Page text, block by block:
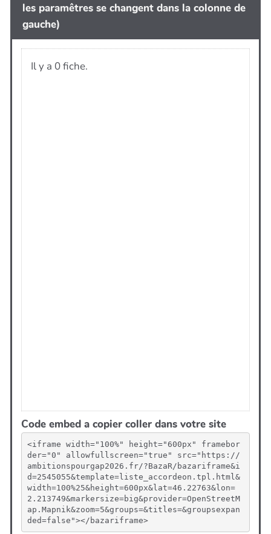
les paramêtres se changent dans la colonne de
gauche)
Code embed a copier coller dans votre site
<iframe width="100%" height="600px" framebor
der="0" allowfullscreen="true" src="https://
ambitionspourgap2026.fr/?BazaR/bazariframe&i
d=2545055&template=liste_accordeon.tpl.html&
width=100%25&height=600px&lat=46.22763&lon=
2.213749&markersize=big&provider=OpenStreetM
ap.Mapnik&zoom=5&groups=&titles=&groupsexpan
ded=false"></bazariframe>